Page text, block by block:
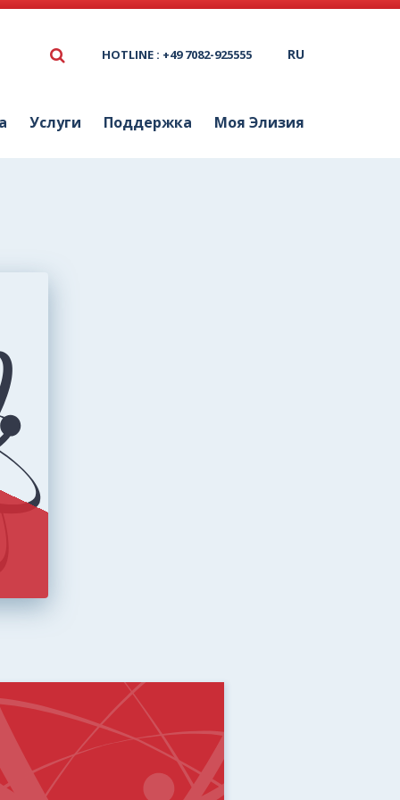
HOTLINE : +49 7082-925555 RU
Услуги Поддержка Моя Элизия